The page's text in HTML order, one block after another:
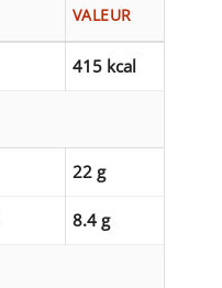
VALEUR
415 kcal
22 g
8.4 g